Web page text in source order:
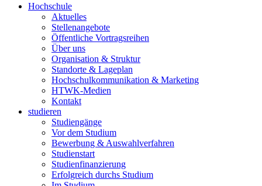
Hochschule
Aktuelles
Stellenangebote
Öffentliche Vortragsreihen
Über uns
Organisation & Struktur
Standorte & Lageplan
Hochschulkommunikation & Marketing
HTWK-Medien
Kontakt
studieren
Studiengänge
Vor dem Studium
Bewerbung & Auswahlverfahren
Studienstart
Studienfinanzierung
Erfolgreich durchs Studium